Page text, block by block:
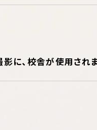
に、校舎が使用され